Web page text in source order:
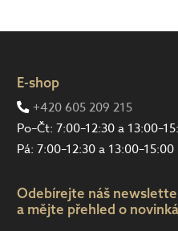
E-shop
+420 605 209 215
Po–Čt: 7:00–12:30 a
Pá: 7:00–12:30 a 13:00–15:00
Odebírejte náš
a mějte přehled o